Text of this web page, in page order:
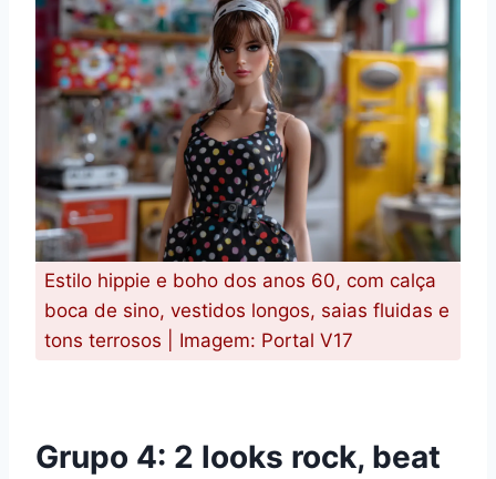
Estilo hippie e boho dos anos 60, com calça
boca de sino, vestidos longos, saias fluidas e
tons terrosos | Imagem: Portal V17
Grupo 4: 2 looks rock, beat